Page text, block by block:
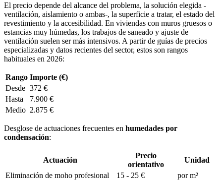
El precio depende del alcance del problema, la solución elegida -
ventilación, aislamiento o ambas-, la superficie a tratar, el estado del
revestimiento y la accesibilidad. En viviendas con muros gruesos o
estancias muy húmedas, los trabajos de saneado y ajuste de
ventilación suelen ser más intensivos. A partir de guías de precios
especializadas y datos recientes del sector, estos son rangos
habituales en 2026:
Rango Importe (€)
Desde 372 €
Hasta
7.900 €
Medio 2.875 €
Desglose de actuaciones frecuentes en humedades por
condensación:
Actuación
Precio
orientativo
Unidad
Eliminación de moho profesional
15 - 25 €
por m²